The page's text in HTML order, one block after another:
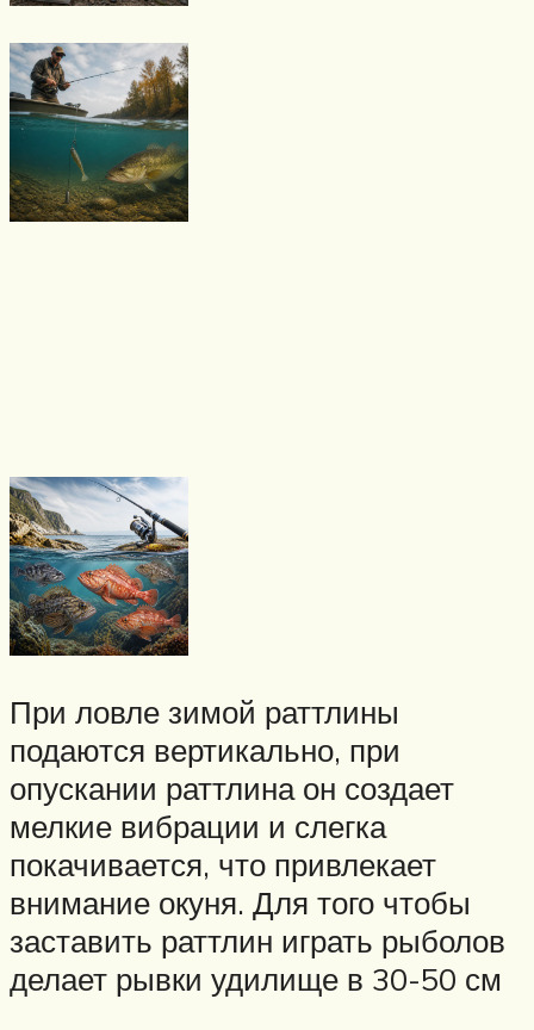
При ловле зимой раттлины
подаются вертикально, при
опускании раттлина он создает
мелкие вибрации и слегка
покачивается, что привлекает
внимание окуня. Для того чтобы
заставить раттлин играть рыболов
делает рывки удилище в 30-50 см